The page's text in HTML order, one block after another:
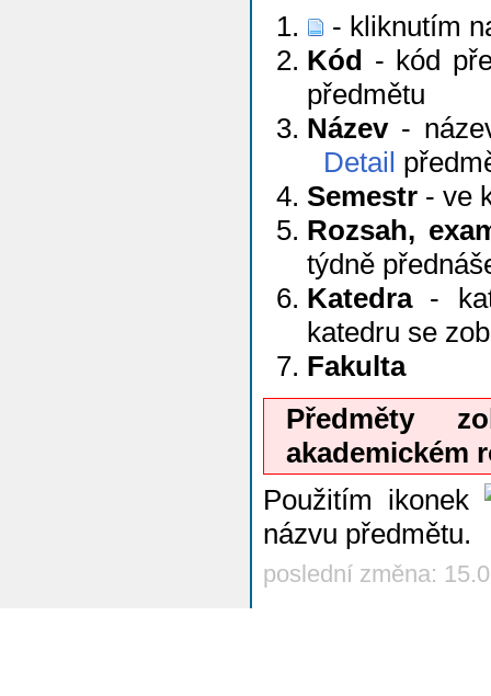
- kliknutím
Kód - kód
předmětu
Název-
Detail
Semestr - ve
Rozsah,
týdně
Katedra-
katedru se
Fakulta
Předměty
akademickém
Použitím ikonek
názvu předmětu.
poslední změna: